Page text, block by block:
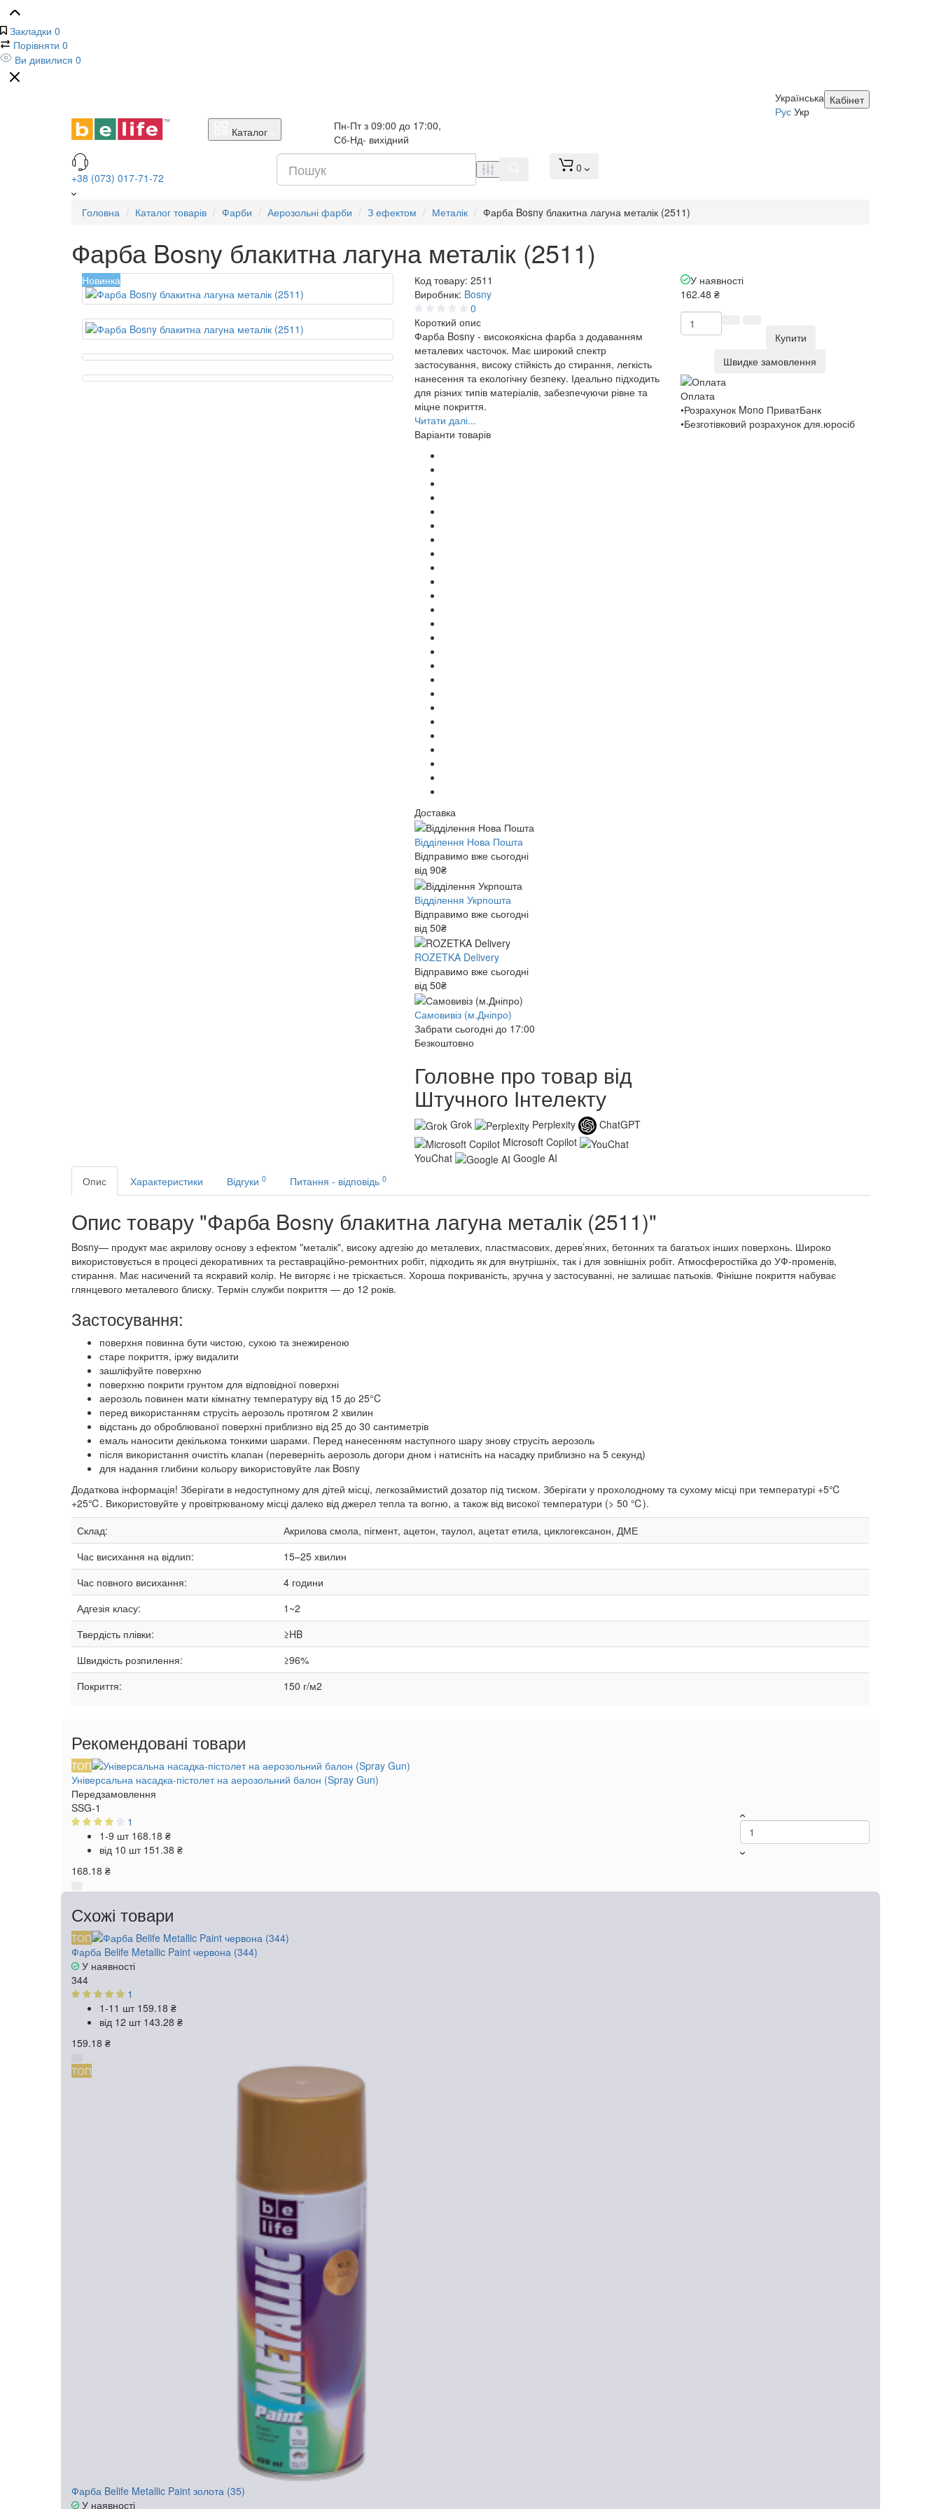
Закладки 0
Порівняти 0
Ви дивилися 0
Кабінет
Українська
Рус Укр
Каталог
Пн-Пт з 09:00 до 17:00,
Сб-Нд- вихідний
+38 (073) 017-71-72
0
Головна Каталог товарів Фарби Аерозольні фарби З ефектом Металік Фарба Bosny блакитна лагуна металік (2511)
Фарба Bosny блакитна лагуна металік (2511)
Новинка Код товару: 2511
Виробник: Bosny
0
Короткий опис
Фарба Bosny - високоякісна фарба з додаванням
металевих часточок. Має широкий спектр
застосування, високу стійкість до стирання, легкість
нанесення та екологічну безпеку. Ідеально підходить
для різних типів матеріалів, забезпечуючи рівне та
міцне покриття.
Читати далі...
Варіанти товарів
Доставка
Відділення Нова Пошта
Відправимо вже сьогодні
від 90₴
Відділення Укрпошта
Відправимо вже сьогодні
від 50₴
ROZETKA Delivery
Відправимо вже сьогодні
від 50₴
Самовивіз (м.Дніпро)
Забрати сьогодні до 17:00
Безкоштовно
Головне про товар від
Штучного Інтелекту
Grok Perplexity
ChatGPT
Microsoft Copilot
YouChat
Google AI
У наявності
162.48 ₴
Купити
Швидке замовлення
Оплата
•Розрахунок Mono ПриватБанк
•Безготівковий розрахунок для.юросіб
Опис Характеристики Відгуки 0 Питання - відповідь 0
Опис товару "Фарба Bosny блакитна лагуна металік (2511)"
Bosny— продукт має акрилову основу з ефектом "металік", високу адгезію до металевих, пластмасових, дерев’яних, бетонних та багатьох інших поверхонь. Широко
використовується в процесі декоративних та реставраційно-ремонтних робіт, підходить як для внутрішніх, так і для зовнішніх робіт. Атмосферостійка до УФ-променів,
стирання. Має насичений та яскравий колір. Не вигоряє і не тріскається. Хороша покриваність, зручна у застосуванні, не залишає патьоків. Фінішне покриття набуває
глянцевого металевого блиску. Термін служби покриття — до 12 років.
Застосування:
поверхня повинна бути чистою, сухою та знежиреною
старе покриття, іржу видалити
зашліфуйте поверхню
поверхню покрити грунтом для відповідної поверхні
аерозоль повинен мати кімнатну температуру від 15 до 25°C
перед використанням струсіть аерозоль протягом 2 хвилин
відстань до оброблюваної поверхні приблизно від 25 до 30 сантиметрів
емаль наносити декількома тонкими шарами. Перед нанесенням наступного шару знову струсіть аерозоль
після використання очистіть клапан (переверніть аерозоль догори дном і натисніть на насадку приблизно на 5 секунд)
для надання глибини кольору використовуйте лак Bosny
Додаткова інформація! Зберігати в недоступному для дітей місці, легкозаймистий дозатор під тиском. Зберігати у прохолодному та сухому місці при температурі +5℃
+25℃. Використовуйте у провітрюваному місці далеко від джерел тепла та вогню, а також від високої температури (> 50 ℃).
Склад:
Акрилова смола, пігмент, ацетон, таулол, ацетат етила, циклогексанон, ДМЕ
Час висихання на відлип:
15–25 хвилин
Час повного висихання:
4 години
Адгезія класу:
1~2
Твердість плівки:
≥HB
Швидкість розпилення:
≥96%
Покриття:
150 г/м2
Рекомендовані товари
ТОП
Універсальна насадка-пістолет на аерозольний балон (Spray Gun)
Передзамовлення
SSG-1
1
1-9 шт 168.18 ₴
від 10 шт 151.38 ₴
168.18 ₴
Схожі товари
ТОП
Фарба Belife Metallic Paint червона (344)
У наявності
344
1
1-11 шт 159.18 ₴
від 12 шт 143.28 ₴
159.18 ₴
ТОП
Фарба Belife Metallic Paint золота (35)
У наявності